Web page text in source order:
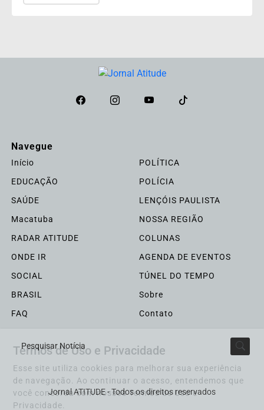
Navegue
Início
POLÍTICA
EDUCAÇÃO
POLÍCIA
SAÚDE
LENÇÓIS PAULISTA
Macatuba
NOSSA REGIÃO
RADAR ATITUDE
COLUNAS
ONDE IR
AGENDA DE EVENTOS
SOCIAL
TÚNEL DO TEMPO
BRASIL
Sobre
FAQ
Contato
Pesquisar Notícia
Jornal ATITUDE - Todos os direitos reservados
Termos de Uso e Privacidade
Esse site utiliza cookies para melhorar sua experiência
de navegação. Ao continuar o acesso, entendemos que
você concorda com nossos Termos de Uso e
Privacidade.